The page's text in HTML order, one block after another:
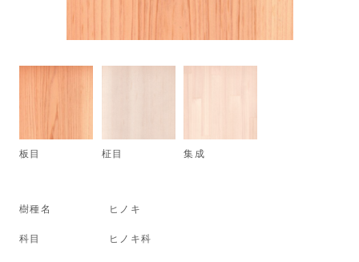
板目 柾目 集成
樹種名 ヒノキ
科目 ヒノキ科